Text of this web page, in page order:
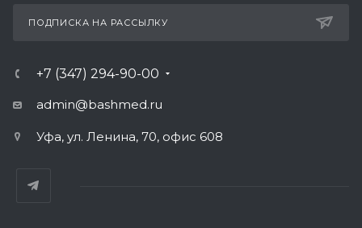
ПОДПИСКА НА РАССЫЛКУ
+7 (347) 294-90-00
admin@bashmed.ru
Уфа, ул. Ленина, 70, офис 608